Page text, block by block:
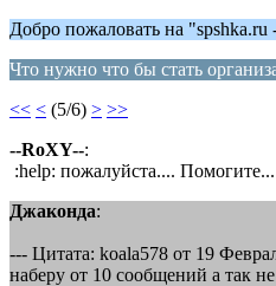
Добро пожаловать на
Что нужно что бы стать
<< < (5/6) > >>
--RoXY--:
:help: пожалуйста....
Джаконда:
--- Цитата: koala578 от 19
наберу от 10 сообщений а так